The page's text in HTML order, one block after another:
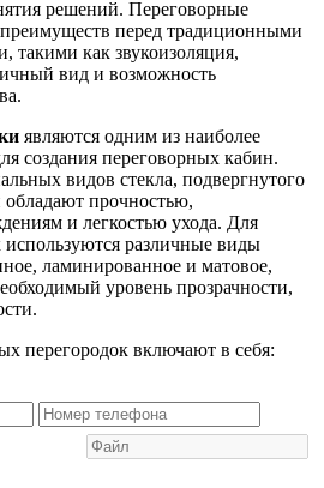
решений. Переговорные
перед традиционными
такими как звукоизоляция,
вид и возможность
являются одним из наиболее
создания переговорных кабин.
видов стекла, подвергнутого
обладают прочностью,
и легкостью ухода. Для
используются различные виды
ламинированное и матовое,
уровень прозрачности,
перегородок включают в себя: